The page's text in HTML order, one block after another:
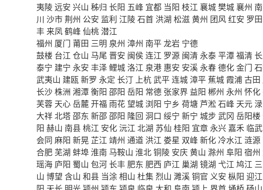
夷陵远安 兴山 秭归 长阳 五峰 宜都 当阳 枝江 襄城樊城襄州
川 沙市荆州 公安 监利 江陵石首 洪湖 松滋黄州 团风红安 罗田
丰 来凤鹤峰 仙桃潜江
福州 厦门 莆田 三明 泉州 漳州 南平龙岩 宁德
鼓楼 台江 仓山 马尾 晋安 闽侯连江 罗源 闽清 永泰平潭福清
泰宁 建宁 永安 丰泽鲤城洛江 泉港 惠安 安溪 永春德化金门
武夷山 建瓯新罗 永定 长汀 上杭武平连城 漳平 蕉城 霞浦古田
长沙株洲 湘潭衡阳 邵阳 岳阳 常德 张家界 益阳 郴州 永州 怀化
芙蓉 天心岳麓开福 雨花望城 浏阳 宁乡 荷塘 芦淞石峰 天元
大祥北塔邵东 新邵邵阳 隆回 洞口 绥宁 新宁 城步 武冈 岳阳楼
阳 赫山 南县桃江 安化沅江 北湖 苏仙 桂阳 宜章 永兴 嘉禾 临武
会同 麻阳 新晃 芷江 靖州 通道 洪江 娄星 双峰 新化 冷水江 涟源
合肥 芜湖 蚌埠淮南 马鞍山 淮北铜陵 安庆黄山 滁州 阜阳 宿州
瑶海 庐阳 蜀山 包河 长丰 肥东 肥西 庐江 巢湖 镜湖 弋江 鸠江
山 博望 含山 和县 当涂相山 杜集 烈山 濉溪铜官 义安 枞阳 迎江